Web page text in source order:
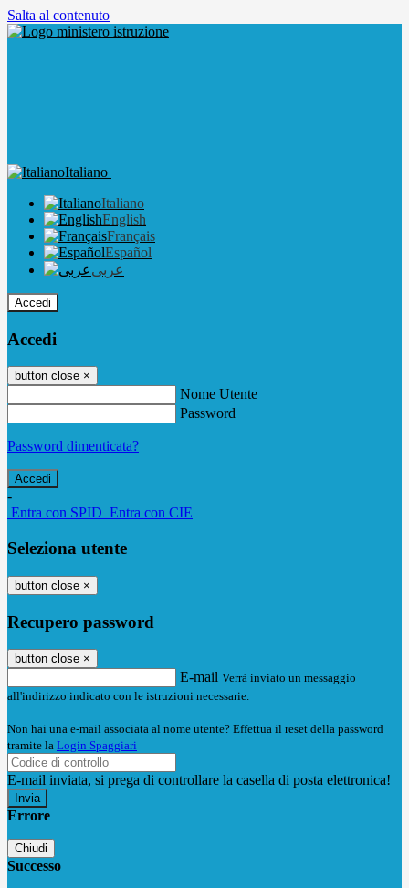
Salta al contenuto
Italiano
Italiano
English
Français
Español
عربى
Accedi
Accedi
button close ×
Nome Utente
Password
Password dimenticata?
-
Entra con SPID Entra con CIE
Seleziona utente
button close ×
Recupero password
button close ×
E-mail Verrà inviato un messaggio
all'indirizzo indicato con le istruzioni necessarie.
Non hai una e-mail associata al nome utente? Effettua il reset della password
tramite la Login Spaggiari
E-mail inviata, si prega di controllare la casella di posta elettronica!
Errore
Chiudi
Successo